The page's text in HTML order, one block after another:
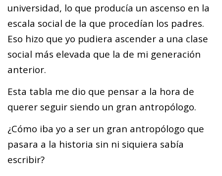
universidad, lo que producía un ascenso en la
escala social de la que procedían los padres.
Eso hizo que yo pudiera ascender a una clase
social más elevada que la de mi generación
anterior.
Esta tabla me dio que pensar a la hora de
querer seguir siendo un gran antropólogo.
¿Cómo iba yo a ser un gran antropólogo que
pasara a la historia sin ni siquiera sabía
escribir?